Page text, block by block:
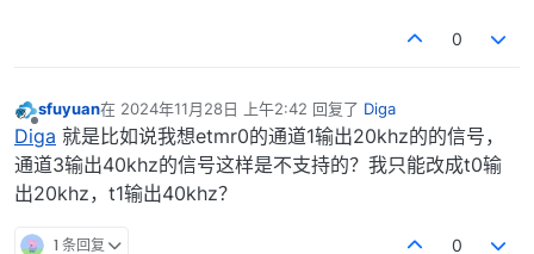
0
离线
sfuyuan在 2024年11月28日 上午2:42 回复了 Diga
最后由 编辑
Diga 就是比如说我想etmr0的通道1输出20khz的的信号，
通道3输出40khz的信号这样是不支持的？我只能改成t0输
出20khz，t1输出40khz？
1 条回复 0